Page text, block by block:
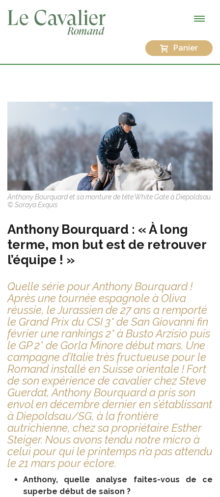
Panier
Anthony Bourquard et sa monture de tête White Gate à Diepoldsau.
© Soraya Exquis
Anthony Bourquard : « À long
terme, mon but est de retrouver
l’équipe ! »
Quelle série pour Anthony Bourquard !
Après une tournée espagnole à Oliva
réussie, le Jurassien de 27 ans a remporté
le Grand Prix du CSI 3* de San Giovanni fin
février une rankings 2* à Busto Arzisio puis
le GP 2* de Gorla Minore début mars. Une
campagne d’Italie très fructueuse pour le
Romand installé en Suisse orientale ! Fort
de son expérience de cavalier chez Steve
Guerdat, Anthony Bourquard a pris son
envol en décembre dernier en s’établissant
à Diepoldsau/SG, à la frontière
autrichienne, chez sa propriétaire Esther
Steiger. Nous avons tendu notre micro à
celui pour qui le printemps n’a pas attendu
le 21 mars pour éclore.
Anthony, quelle analyse faites-vous de ce
superbe début de saison ?